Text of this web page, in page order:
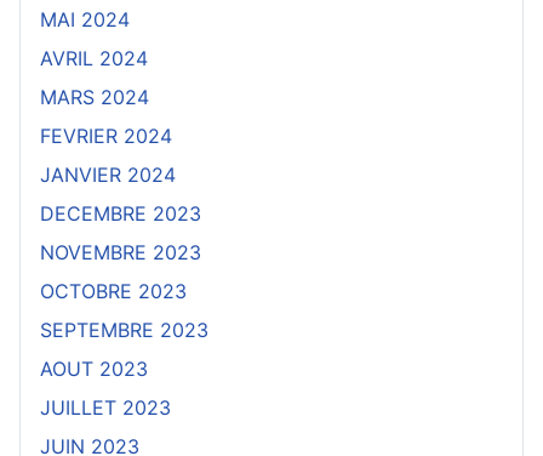
MAI 2024
AVRIL 2024
MARS 2024
FEVRIER 2024
JANVIER 2024
DECEMBRE 2023
NOVEMBRE 2023
OCTOBRE 2023
SEPTEMBRE 2023
AOUT 2023
JUILLET 2023
JUIN 2023